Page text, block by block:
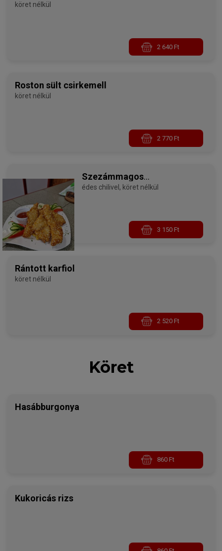
köret nélkül
2 640 Ft
Roston sült csirkemell
köret nélkül
2 770 Ft
Szezámmagos
csirkemellcsíkok
édes chilivel, köret nélkül
3 150 Ft
Rántott karfiol
köret nélkül
2 520 Ft
Köret
Hasábburgonya
860 Ft
Kukoricás rizs